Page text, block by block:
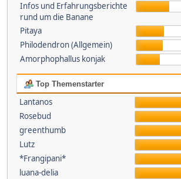
Infos und Erfahrungsberichte
rund um die Banane
Pitaya
Philodendron (Allgemein)
Amorphophallus konjak
Top Themenstarter
Lantanos
Rosebud
greenthumb
Lutz
*Frangipani*
luana-delia